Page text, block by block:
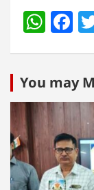
W
s
A
p
p
F
e
b
o
o
k
You may